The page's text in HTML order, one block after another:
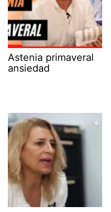
Astenia primaveral
ansiedad